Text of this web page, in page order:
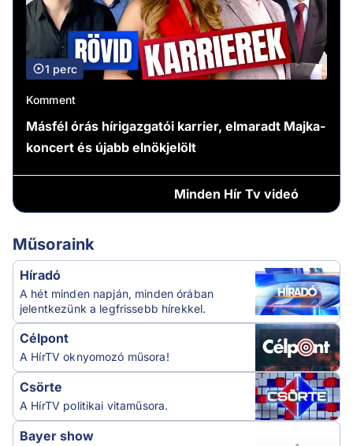
1 perc
Komment
Másfél órás hírigazgatói karrier, elmaradt Majka-
koncert és újabb elnökjelölt
Minden Hír Tv videó
Műsoraink
Híradó
A hét minden napján, minden órában
jelentkezünk a legfrissebb hírekkel.
Célpont
A HírTV oknyomozó műsora!
Csörte
A HírTV politikai vitaműsora.
Bayer show